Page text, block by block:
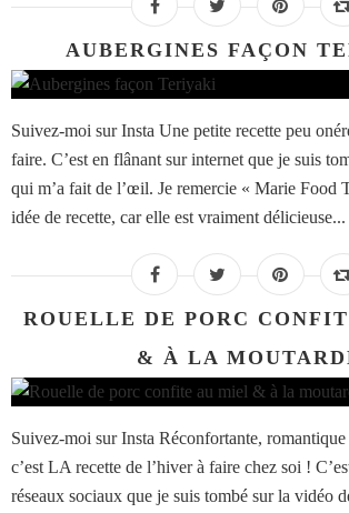
AUBERGINES FAÇON
Suivez-moi sur Insta Une petite recette peu
faire. C’est en flânant sur internet que je suis
qui m’a fait de l’œil. Je remercie « Marie Food
idée de recette, car elle est vraiment délicieuse...
ROUELLE DE PORC
& À LA
Suivez-moi sur Insta Réconfortante, romantique
c’est LA recette de l’hiver à faire chez soi !
réseaux sociaux que je suis tombé sur la vidéo